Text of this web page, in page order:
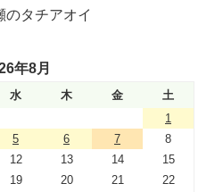
のタチアオイ
年8月
水 木 金
土
1
5 6 7
8
12 13 14
15
19 20 21
22